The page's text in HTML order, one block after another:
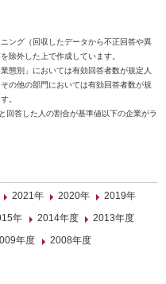
ング（回収したデータから不正回答や異
除外した上で作成しています。
態別」においては有効回答者数が規定人
の他の部門においては有効回答者数が規
。
答した人の割合が基準値以下の企業がラ
2021年 2020年
2019年
年 2014年度
2013年度
年度 2008年度